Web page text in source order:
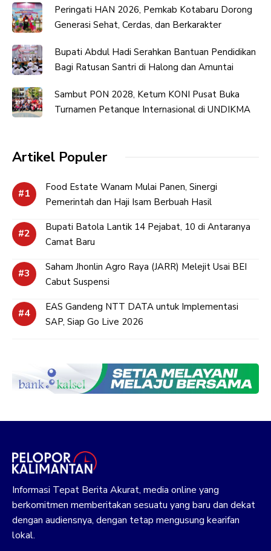
Peringati HAN 2026, Pemkab Kotabaru Dorong
Generasi Sehat, Cerdas, dan Berkarakter
Bupati Abdul Hadi Serahkan Bantuan Pendidikan
Bagi Ratusan Santri di Halong dan Amuntai
Sambut PON 2028, Ketum KONI Pusat Buka
Turnamen Petanque Internasional di UNDIKMA
Artikel Populer
Food Estate Wanam Mulai Panen, Sinergi
Pemerintah dan Haji Isam Berbuah Hasil
Bupati Batola Lantik 14 Pejabat, 10 di Antaranya
Camat Baru
Saham Jhonlin Agro Raya (JARR) Melejit Usai BEI
Cabut Suspensi
EAS Gandeng NTT DATA untuk Implementasi
SAP, Siap Go Live 2026
Informasi Tepat Berita Akurat, media online yang
berkomitmen memberitakan sesuatu yang baru dan dekat
dengan audiensnya, dengan tetap mengusung kearifan
lokal.